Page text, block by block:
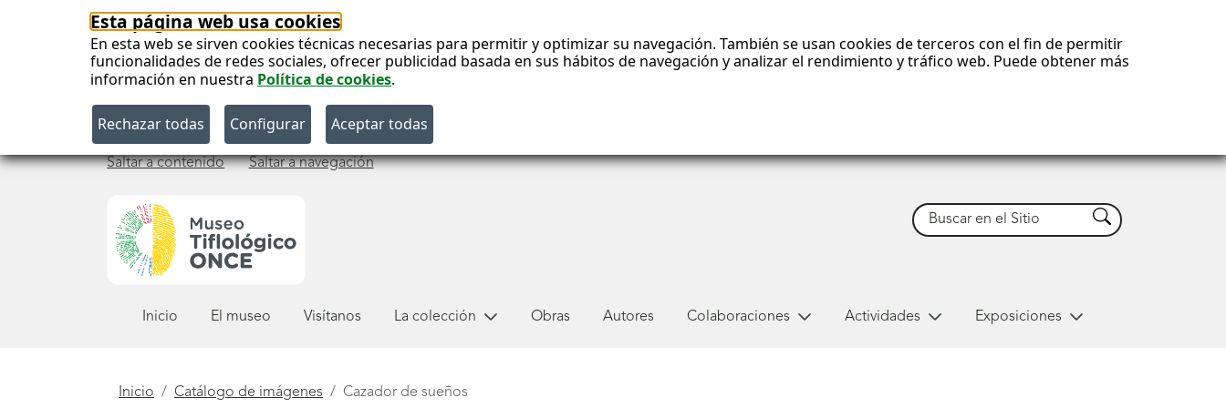
Esta página web usa cookies
En esta web se sirven cookies técnicas necesarias para permitir y optimizar su navegación. También se usan cookies de terceros con el fin de permitir
funcionalidades de redes sociales, ofrecer publicidad basada en sus hábitos de navegación y analizar el rendimiento y tráfico web. Puede obtener más
información en nuestra Política de cookies.
Saltar a contenido Saltar a navegación
Buscar Buscar
Inicio El museo Visítanos La colección Obras Autores Colaboraciones Actividades Exposiciones
Está
Inicio Catálogo de imágenes Cazador de sueños